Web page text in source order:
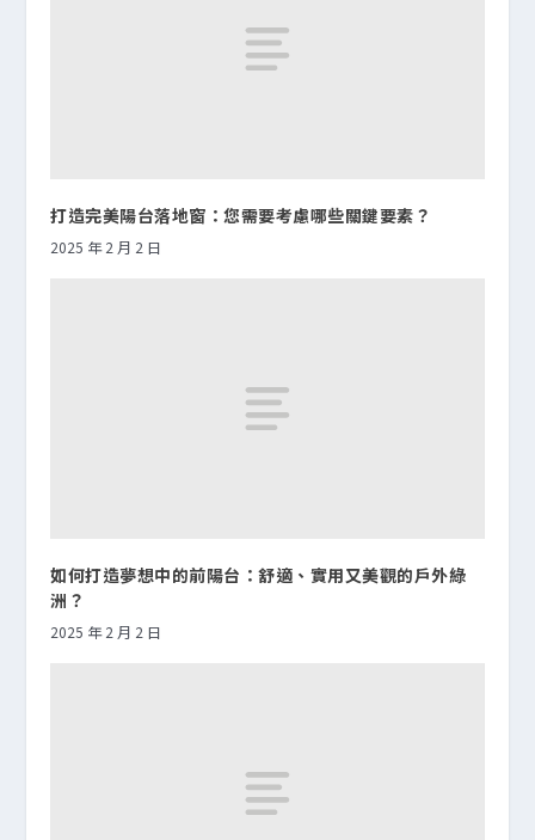
打造完美陽台落地窗：您需要考慮哪些關鍵要素？
2025 年 2 月 2 日
如何打造夢想中的前陽台：舒適、實用又美觀的戶外綠
洲？
2025 年 2 月 2 日